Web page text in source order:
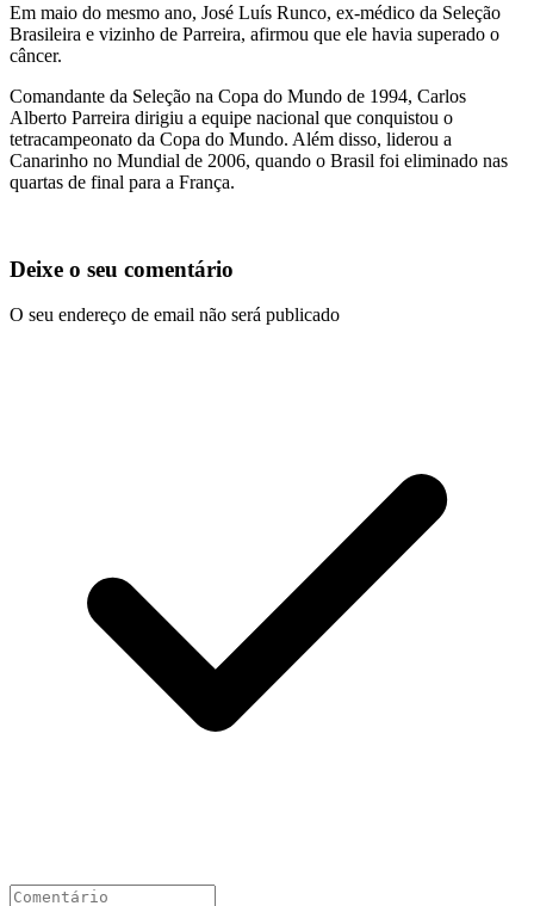
Em maio do mesmo ano, José Luís Runco, ex-médico da Seleção
Brasileira e vizinho de Parreira, afirmou que ele havia superado o
câncer.
Comandante da Seleção na Copa do Mundo de 1994, Carlos
Alberto Parreira dirigiu a equipe nacional que conquistou o
tetracampeonato da Copa do Mundo. Além disso, liderou a
Canarinho no Mundial de 2006, quando o Brasil foi eliminado nas
quartas de final para a França.
Deixe o seu comentário
O seu endereço de email não será publicado